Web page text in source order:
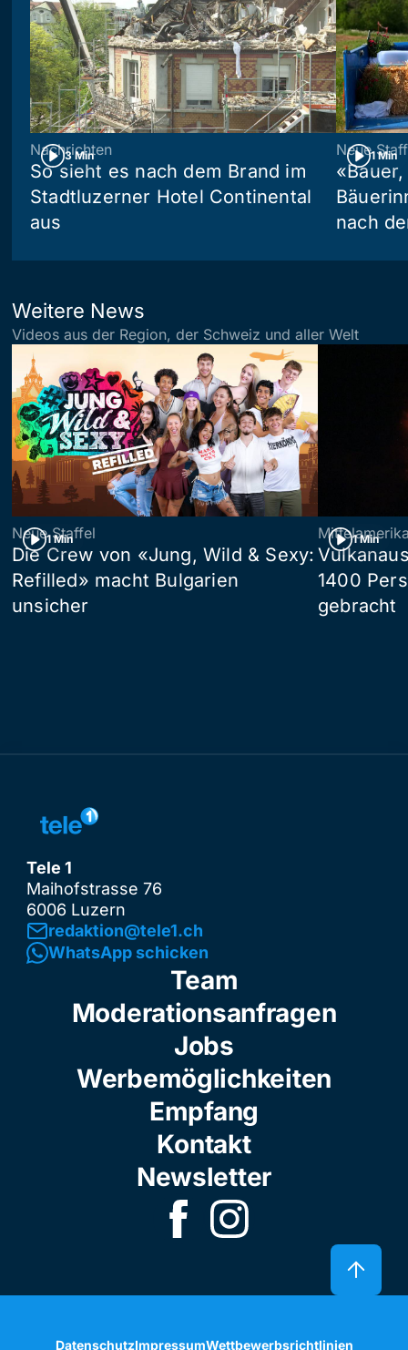
3 Min
Nachrichten
So sieht es nach dem Brand im
Stadtluzerner Hotel Continental
aus
1 Min
Neue
nach
Weitere News
Videos aus der Region, der Schweiz und aller Welt
1 Min
Neue Staffel
Die Crew von «Jung, Wild & Sexy:
Refilled» macht Bulgarien
unsicher
1 Min
1400
gebracht
Tele 1
Maihofstrasse 76
6006 Luzern
redaktion@tele1.ch
WhatsApp schicken
Team
Moderationsanfragen
Jobs
Werbemöglichkeiten
Empfang
Kontakt
Newsletter
DatenschutzImpressumWettbewerbsrichtlinien